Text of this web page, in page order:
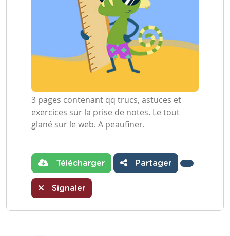
3 pages contenant qq trucs, astuces et
exercices sur la prise de notes. Le tout
glané sur le web. A peaufiner.
Télécharger Partager
Signaler